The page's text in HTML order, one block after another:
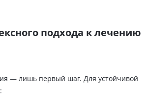
подхода к лечению
— лишь первый шаг. Для устойчивой